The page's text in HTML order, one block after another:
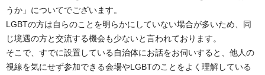
うか」についてでございます。
LGBTの方は自らのことを明らかにしていない場合が多いため、同
じ境遇の方と交流する機会も少ないと言われております。
そこで、すでに設置している自治体にお話をお伺いすると、他人の
視線を気にせず参加できる会場やLGBTのことをよく理解している